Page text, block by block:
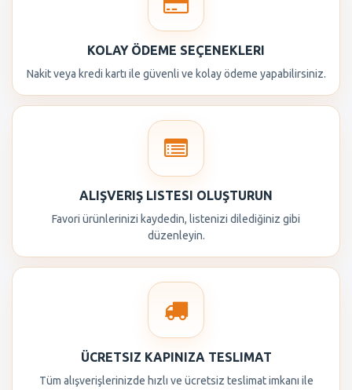
KOLAY ÖDEME SEÇENEKLERI
Nakit veya kredi kartı ile güvenli ve kolay ödeme yapabilirsiniz.
ALIŞVERIŞ LISTESI OLUŞTURUN
Favori ürünlerinizi kaydedin, listenizi dilediğiniz gibi
düzenleyin.
ÜCRETSIZ KAPINIZA TESLIMAT
Tüm alışverişlerinizde hızlı ve ücretsiz teslimat imkanı ile